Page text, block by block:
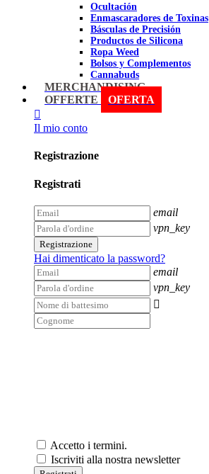
Imagen
Ocultación
Enmascaradores de Toxinas
Básculas de Precisión
Productos de Silicona
Ropa Weed
Bolsos y Complementos
Cannabuds
Inciensos
Libros y DVD's
Imagen
MERCHANDISING
OFFERTE
OFERTA
Il mio conto
Registrazione
Registrati
email
vpn_key
Registrazione
Hai dimenticato la password?
email
vpn_key

Accetto i termini.
Iscriviti alla nostra newsletter